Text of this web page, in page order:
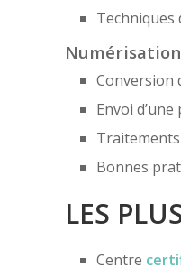
Techniques
Conversion
Envoi
Bonnes
LES
Centre